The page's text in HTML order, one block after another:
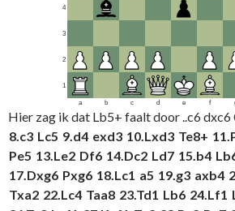
1
2
3
4
a b c d e f
Hier zag ik dat Lb5+ faalt door ..c6
8.c3 Lc5 9.d4 exd3 10.Lxd3 Te8+ 11.
Pe5 13.Le2 Df6 14.Dc2 Ld7 15.b4
17.Dxg6 Pxg6 18.Lc1 a5 19.g3 axb4
Txa2 22.Lc4 Taa8 23.Td1 Lb6 24.Lf1